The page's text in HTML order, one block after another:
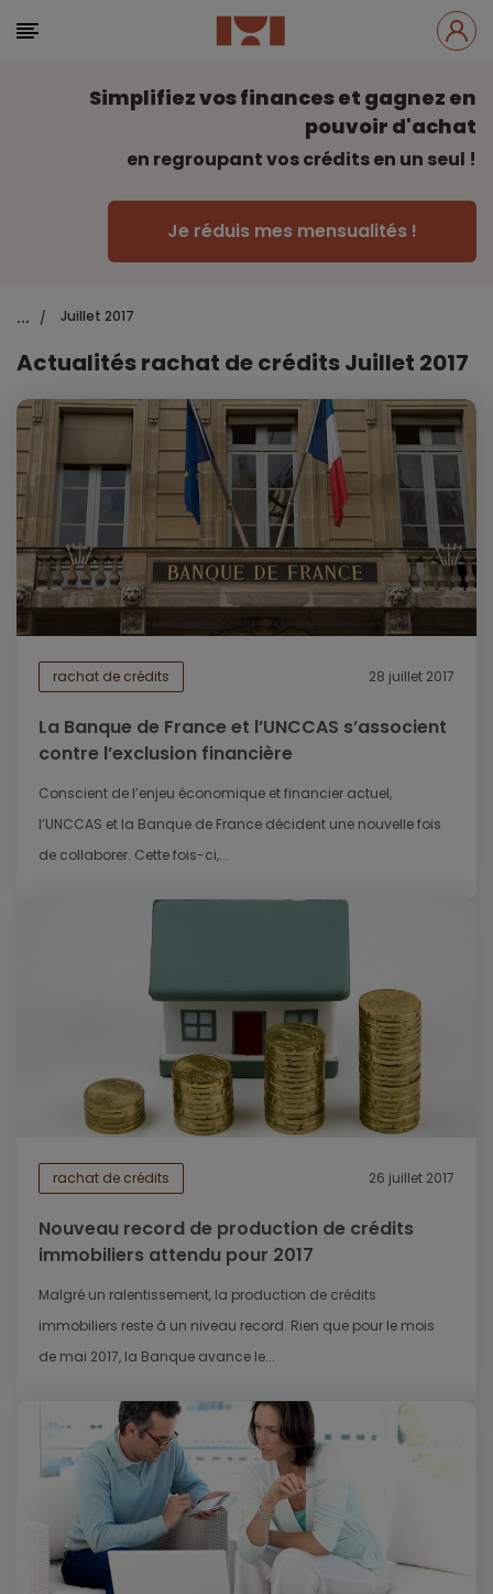
Simplifiez vos finances et gagnez en
pouvoir d'achat
en regroupant vos crédits en un seul !
Je réduis mes mensualités !
... / Juillet 2017
Actualités rachat de crédits Juillet 2017
rachat de crédits 28 juillet 2017
La Banque de France et l’UNCCAS s’associent
contre l’exclusion financière
Conscient de l’enjeu économique et financier actuel,
l’UNCCAS et la Banque de France décident une nouvelle fois
de collaborer. Cette fois-ci,...
rachat de crédits 26 juillet 2017
Nouveau record de production de crédits
immobiliers attendu pour 2017
Malgré un ralentissement, la production de crédits
immobiliers reste à un niveau record. Rien que pour le mois
de mai 2017, la Banque avance le...